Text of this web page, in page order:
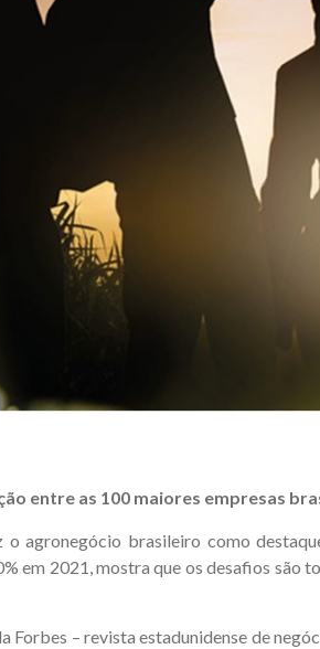
entre as 100 maiores empresas
agronegócio brasileiro como
em 2021, mostra que os desafios
Forbes – revista estadunidense de